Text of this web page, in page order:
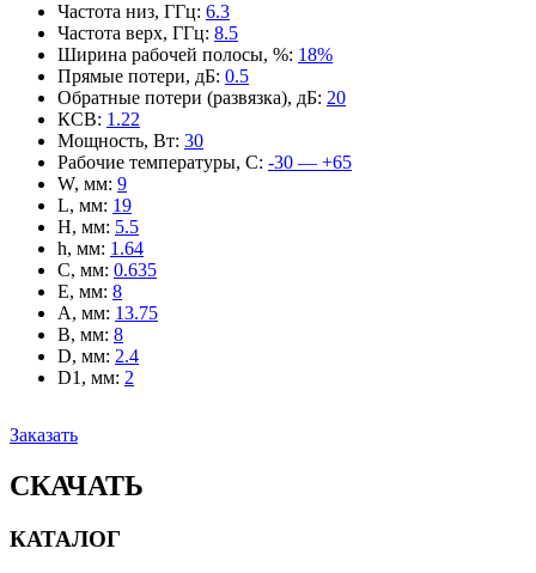
Частота низ, ГГц: 6.3
Частота верх, ГГц: 8.5
Ширина рабочей полосы, %: 18%
Прямые потери, дБ: 0.5
Обратные потери (развязка), дБ: 20
КСВ: 1.22
Мощность, Вт: 30
Рабочие температуры, С: -30 — +65
W, мм: 9
L, мм: 19
H, мм: 5.5
h, мм: 1.64
C, мм: 0.635
E, мм: 8
A, мм: 13.75
B, мм: 8
D, мм: 2.4
D1, мм: 2
Заказать
СКАЧАТЬ
КАТАЛОГ